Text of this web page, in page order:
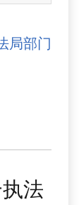
局部门
法